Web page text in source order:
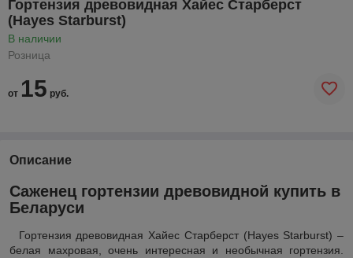
Гортензия древовидная Хайес Старберст
(Hayes Starburst)
В наличии
Розница
от 15 руб.
Описание
Саженец гортензии древовидной купить в
Беларуси
Гортензия древовидная Хайес Старберст (Hayes Starburst) –
белая махровая, очень интересная и необычная гортензия.